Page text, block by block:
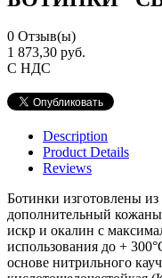
0 Отзыв(ы)
1 873,30 руб.
С НДС
Description
Product Details
Reviews
Ботинки изготовлены
дополнительный
искр и окалин с
использования до +
основе нитрильного